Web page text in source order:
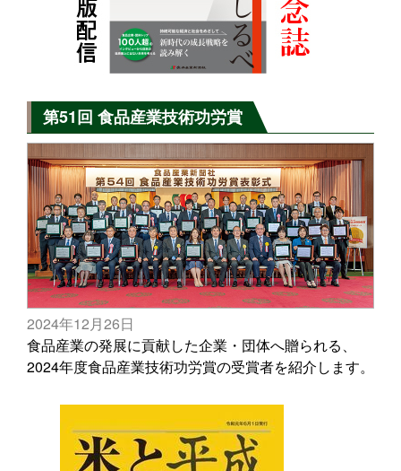
第51回 食品産業技術功労賞
2024年12月26日
食品産業の発展に貢献した企業・団体へ贈られる、
2024年度食品産業技術功労賞の受賞者を紹介します。